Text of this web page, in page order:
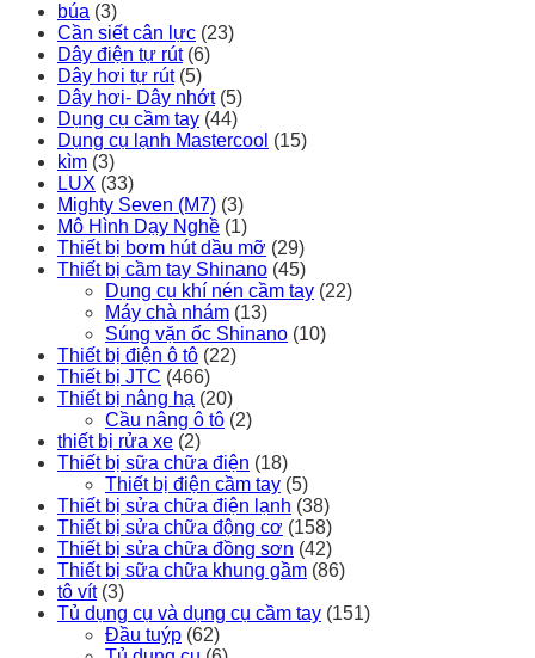
búa (3)
Cần siết cân lực (23)
Dây điện tự rút (6)
Dây hơi tự rút (5)
Dây hơi- Dây nhớt (5)
Dụng cụ cầm tay (44)
Dụng cụ lạnh Mastercool (15)
kìm (3)
LUX (33)
Mighty Seven (M7) (3)
Mô Hình Dạy Nghề (1)
Thiết bị bơm hút dầu mỡ (29)
Thiết bị cầm tay Shinano (45)
Dụng cụ khí nén cầm tay (22)
Máy chà nhám (13)
Súng vặn ốc Shinano (10)
Thiết bị điện ô tô (22)
Thiết bị JTC (466)
Thiết bị nâng hạ (20)
Cầu nâng ô tô (2)
thiết bị rửa xe (2)
Thiết bị sữa chữa điện (18)
Thiết bị điện cầm tay (5)
Thiết bị sửa chữa điện lạnh (38)
Thiết bị sửa chữa động cơ (158)
Thiết bị sửa chữa đồng sơn (42)
Thiết bị sữa chữa khung gầm (86)
tô vít (3)
Tủ dụng cụ và dụng cụ cầm tay (151)
Đầu tuýp (62)